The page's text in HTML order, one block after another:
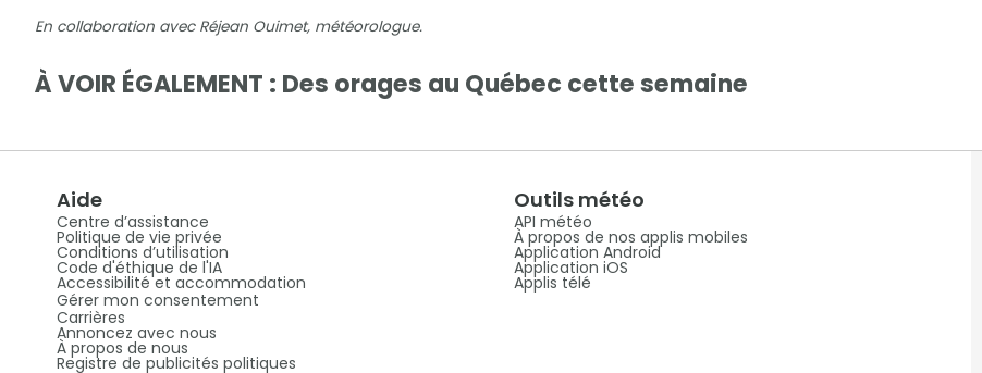
En collaboration avec Réjean Ouimet, météorologue.
À VOIR ÉGALEMENT : Des orages au Québec cette semaine
Aide
Centre d’assistance
Politique de vie privée
Conditions d’utilisation
Code d'éthique de l'IA
Accessibilité et accommodation
Gérer mon consentement
Carrières
Annoncez avec nous
À propos de nous
Registre de publicités politiques
Outils météo
API météo
À propos de nos applis mobiles
Application Android
Application iOS
Applis télé